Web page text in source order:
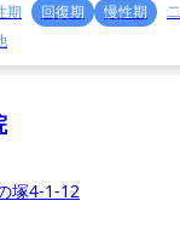
期 回復期 慢性期
塚4-1-12